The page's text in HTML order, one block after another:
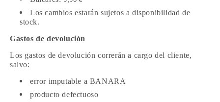
Los cambios estarán sujetos a disponibilidad de
stock.
Gastos de devolución
Los gastos de devolución correrán a cargo del cliente,
salvo:
error imputable a BANARA
producto defectuoso